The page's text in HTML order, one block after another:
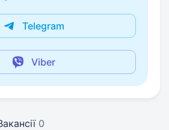
Telegram
Viber
0